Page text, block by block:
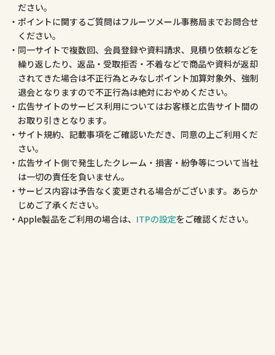
ださい。
ポイントに関するご質問はフルーツメール事務局までお問合せ
ください。
同一サイトで複数回、会員登録や資料請求、見積り依頼などを
繰り返したり、返品・受取拒否・不着などで商品や資料が返却
されてきた場合は不正行為とみなしポイント加算対象外、強制
退会となりますので不正行為は絶対におやめください。
広告サイトのサービス利用についてはお客様と広告サイト間の
お取り引きとなります。
サイト規約、記載事項をご確認いただき、同意の上ご利用くだ
さい。
広告サイト側で発生したクレーム・損害・紛争等について当社
は一切の責任を負いません。
サービス内容は予告なく変更される場合がございます。あらか
じめご了承ください。
Apple製品をご利用の場合は、 ITPの設定をご確認ください。